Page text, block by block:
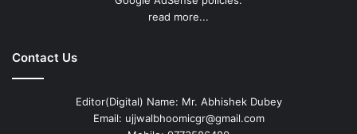
read more...
Contact Us
Editor(Digital) Name: Mr. Abhishek Dubey
Email: ujjwalbhoomicgr@gmail.com